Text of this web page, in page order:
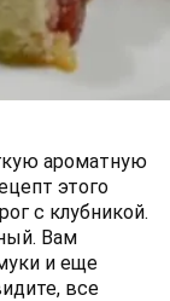
ароматную
этого
с клубникой.
Вам
и еще
все